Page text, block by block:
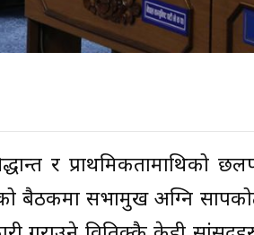
र प्राथमिकतामाथिको
बैठकमा सभामुख अग्नि